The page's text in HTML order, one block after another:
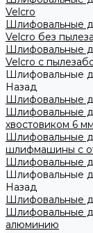
Velcro
Шлифовальные
Velcro без
Шлифовальные
Velcro с
Шлифовальные
Назад
Шлифовальные
Шлифовальные
хвостовиком 6 мм
Шлифовальные
шлифмашины с
Шлифовальные
Шлифовальные
Назад
Шлифовальные
Шлифовальные
алюминию